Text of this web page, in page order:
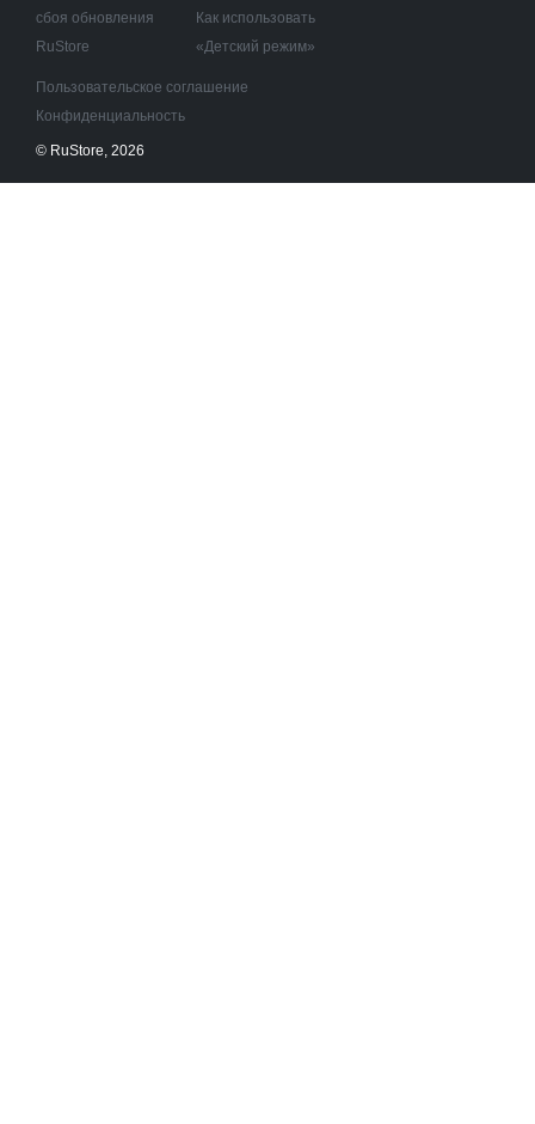
сбоя обновления
RuStore
Как использовать
«Детский режим»
Пользовательское соглашение
Конфиденциальность
© RuStore, 2026